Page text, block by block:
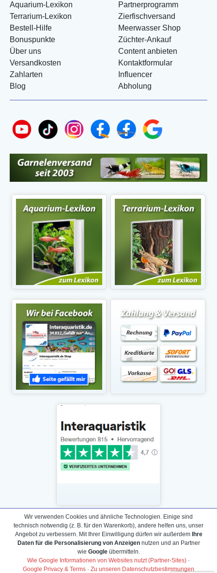
Aquarium-Lexikon
Terrarium-Lexikon
Bestell-Hilfe
Bonuspunkte
Über uns
Versandkosten
Zahlarten
Blog
Partnerprogramm
Zierfischversand
Meerwasser Shop
Züchter-Ankauf
Content anbieten
Kontaktformular
Influencer
Abholung
Daten­schutz­erklärung
Widerrufs­recht /Widerrufs­formular
AGB & Info
Impressum
Wir verwenden Cookies und ähnliche Technologien. Einige sind
technisch notwendig (z. B. für den Warenkorb), andere helfen uns, unser
Angebot zu verbessern. Mit Ihrer Einwilligung dürfen wir außerdem Ihre
Daten für die Personalisierung von Anzeigennutzen und an Partner
wie Googleübermitteln.
Wie Google Informationen von Websites nutzt (Partner-Sites) ·
Google Privacy & Terms · Zu unseren Datenschutzbestimmungen